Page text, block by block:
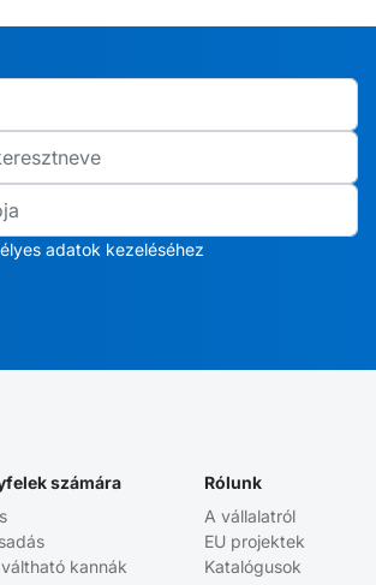
adatok kezeléséhez
számára
kannák
Rólunk
A vállalatról
EU projektek
Katalógusok